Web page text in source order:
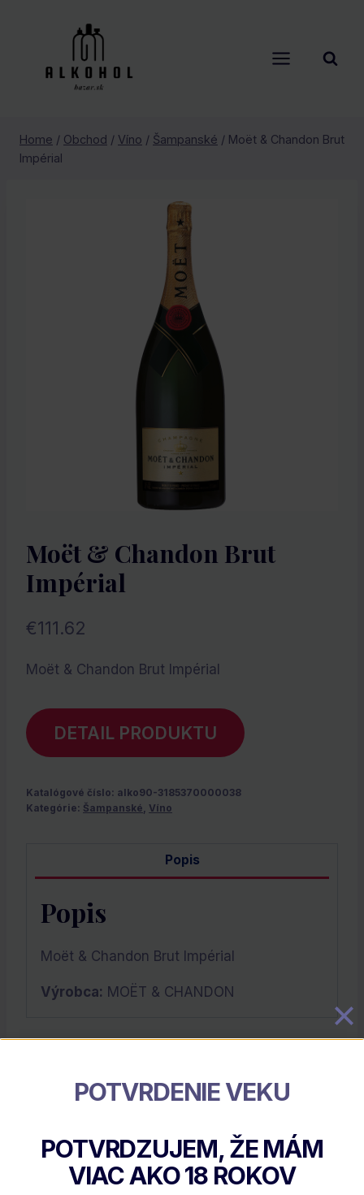
Home / Obchod / Víno / Šampanské / Moët & Chandon Brut
Impérial
Moët & Chandon Brut
Impérial
€111.62
Moët & Chandon Brut Impérial
DETAIL PRODUKTU
Katalógové číslo: alko90-3185370000038
Kategórie: Šampanské, Víno
Popis
Popis
Moët & Chandon Brut Impérial
Výrobca: MOËT & CHANDON
POTVRDENIE VEKU
POTVRDZUJEM, ŽE MÁM
VIAC AKO18 ROKOV